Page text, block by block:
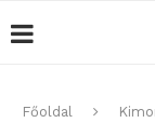
Főoldal